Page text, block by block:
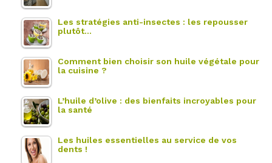
Les stratégies anti-insectes : les repousser
plutôt…
Comment bien choisir son huile végétale pour
la cuisine ?
L’huile d’olive : des bienfaits incroyables pour
la santé
Les huiles essentielles au service de vos
dents !